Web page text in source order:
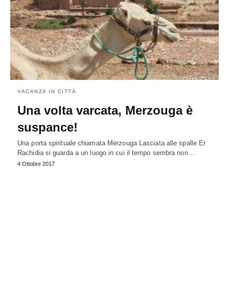
VACANZA IN CITTÀ
Una volta varcata, Merzouga è
suspance!
Una porta spirituale chiamata Merzouga Lasciata alle spalle Er
Rachidia si guarda a un luogo in cui il tempo sembra non…
4 Ottobre 2017